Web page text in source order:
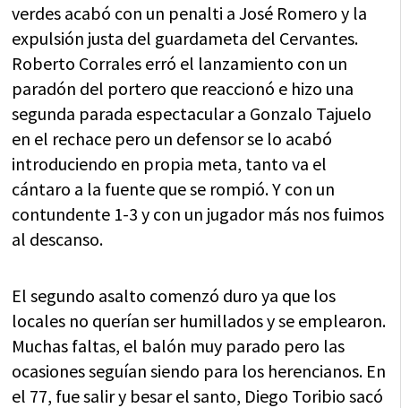
verdes acabó con un penalti a José Romero y la
expulsión justa del guardameta del Cervantes.
Roberto Corrales erró el lanzamiento con un
paradón del portero que reaccionó e hizo una
segunda parada espectacular a Gonzalo Tajuelo
en el rechace pero un defensor se lo acabó
introduciendo en propia meta, tanto va el
cántaro a la fuente que se rompió. Y con un
contundente 1-3 y con un jugador más nos fuimos
al descanso.
El segundo asalto comenzó duro ya que los
locales no querían ser humillados y se emplearon.
Muchas faltas, el balón muy parado pero las
ocasiones seguían siendo para los herencianos. En
el 77, fue salir y besar el santo, Diego Toribio sacó